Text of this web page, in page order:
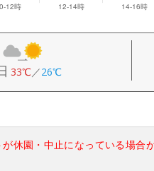
33℃／26℃
休園・中止になっている場合